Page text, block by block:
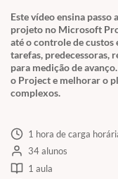
Este vídeo ensina passo
projeto no Microsoft
até o controle de custos
tarefas, predecessoras,
para medição de
o Project e melhorar o
complexos.
1 hora de carga
34 alunos
1 aula